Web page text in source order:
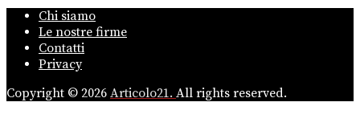
Chi siamo
Le nostre firme
Contatti
Privacy
Copyright © 2026 Articolo21. All rights reserved.